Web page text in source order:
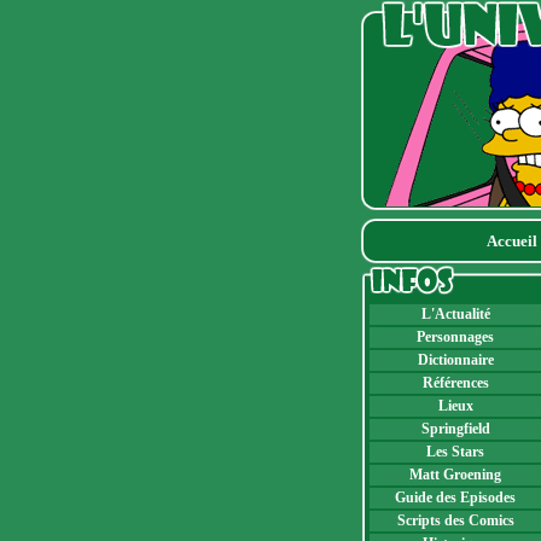
Accueil
L'Actualité
Personnages
Dictionnaire
Références
Lieux
Springfield
Les Stars
Matt Groening
Guide des Episodes
Scripts des Comics